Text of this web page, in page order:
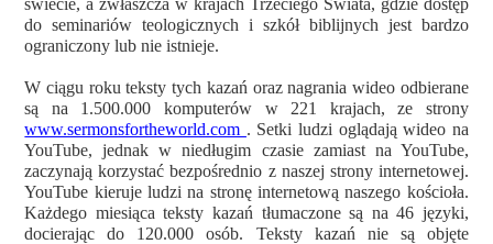
świecie, a zwłaszcza w krajach Trzeciego Świata, gdzie dostęp
do seminariów teologicznych i szkół biblijnych jest bardzo
ograniczony lub nie istnieje.
W ciągu roku teksty tych kazań oraz nagrania wideo odbierane
są na 1.500.000 komputerów w 221 krajach, ze strony
www.sermonsfortheworld.com . Setki ludzi oglądają wideo na
YouTube, jednak w niedługim czasie zamiast na YouTube,
zaczynają korzystać bezpośrednio z naszej strony internetowej.
YouTube kieruje ludzi na stronę internetową naszego kościoła.
Każdego miesiąca teksty kazań tłumaczone są na 46 języki,
docierając do 120.000 osób. Teksty kazań nie są objęte